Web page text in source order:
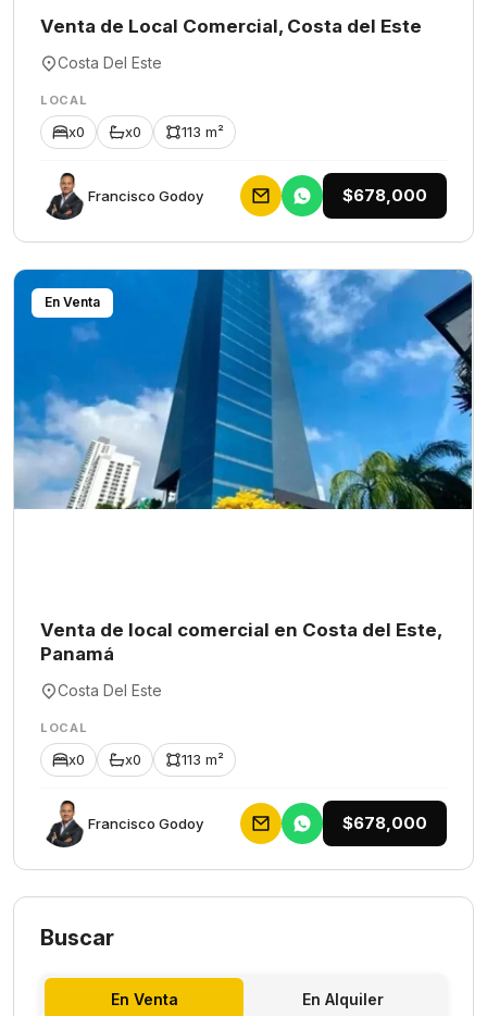
Venta de Local Comercial, Costa del Este
Costa Del Este
LOCAL
x0 x0 113 m²
Francisco Godoy $678,000
En Venta
Venta de local comercial en Costa del Este,
Panamá
Costa Del Este
LOCAL
x0 x0 113 m²
Francisco Godoy $678,000
Buscar
En Venta En Alquiler